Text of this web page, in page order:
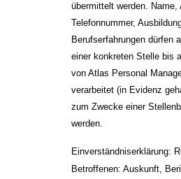
übermittelt werden. Name,
Telefonnummer,
Berufserfahrungen dürfen
einer konkreten Stelle bis
von Atlas Personal
verarbeitet (in Evidenz
zum Zwecke einer
werden.
Einverständniserklärung:
Betroffenen: Auskunft,